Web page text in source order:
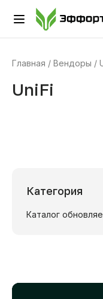
Главная Вендоры
UniFi
Категория
Каталог